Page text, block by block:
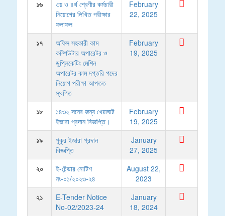
১৬
৩য় ও ৪র্থ শ্রেণীর কর্মচারী
নিয়োগের লিখিত পরীক্ষার
ফলাফল
February
22, 2025
১৭
অফিস সহকারী কাম
কম্পিউটার অপারেটর ও
ডুপ্লিকেটিং মেশিন
অপারেটর কাম দপ্তরি পদের
নিয়োগ পরীক্ষা আপতত
স্থগিত
February
19, 2025
১৮
১৪৩২ সনের জন্য খেয়াঘাট
ইজারা প্রদান বিজ্ঞপ্তি।
February
19, 2025
১৯
পুকুর ইজারা প্রদান
বিজ্ঞপ্তি
January
27, 2025
২০
ই-টেন্ডার নোটিশ
নং-০১/২০২৩-২৪
August 22,
2023
২১
E-Tender Notice
No-02/2023-24
January
18, 2024